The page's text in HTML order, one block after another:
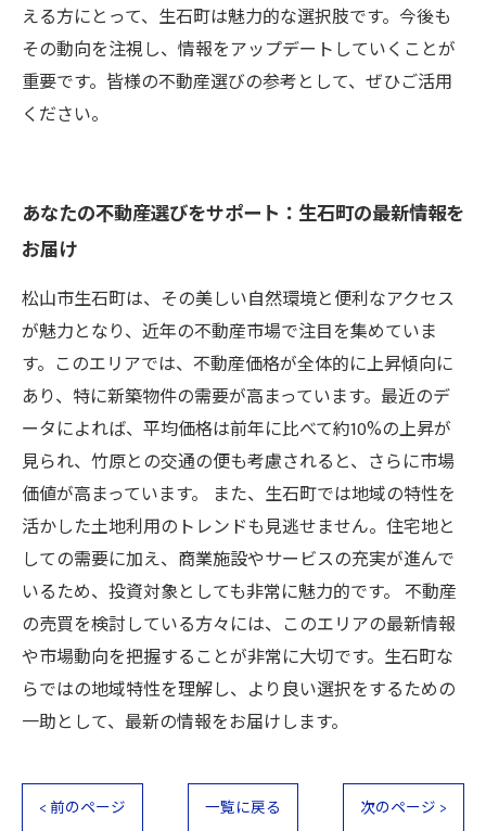
える方にとって、生石町は魅力的な選択肢です。今後も
その動向を注視し、情報をアップデートしていくことが
重要です。皆様の不動産選びの参考として、ぜひご活用
ください。
あなたの不動産選びをサポート：生石町の最新情報を
お届け
松山市生石町は、その美しい自然環境と便利なアクセス
が魅力となり、近年の不動産市場で注目を集めていま
す。このエリアでは、不動産価格が全体的に上昇傾向に
あり、特に新築物件の需要が高まっています。最近のデ
ータによれば、平均価格は前年に比べて約10%の上昇が
見られ、竹原との交通の便も考慮されると、さらに市場
価値が高まっています。 また、生石町では地域の特性を
活かした土地利用のトレンドも見逃せません。住宅地と
しての需要に加え、商業施設やサービスの充実が進んで
いるため、投資対象としても非常に魅力的です。 不動産
の売買を検討している方々には、このエリアの最新情報
や市場動向を把握することが非常に大切です。生石町な
らではの地域特性を理解し、より良い選択をするための
一助として、最新の情報をお届けします。
< 前のページ 一覧に戻る 次のページ >